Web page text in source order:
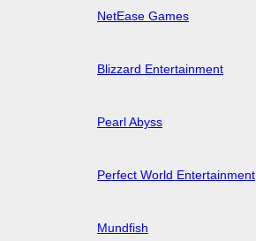
NetEase Games
Blizzard Entertainment
Pearl Abyss
Perfect World Entertainment
Mundfish